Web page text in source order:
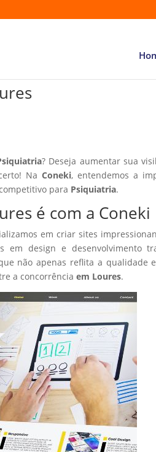
? Deseja aumentar sua
Na Coneki, entendemos a
para Psiquiatria.
é com a Coneki
em criar sites
em design e desenvolvimento
não apenas reflita a qualidade
a concorrênciaem Loures.